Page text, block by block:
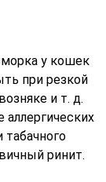
у кошек
при резкой
и т. д.
ринит.